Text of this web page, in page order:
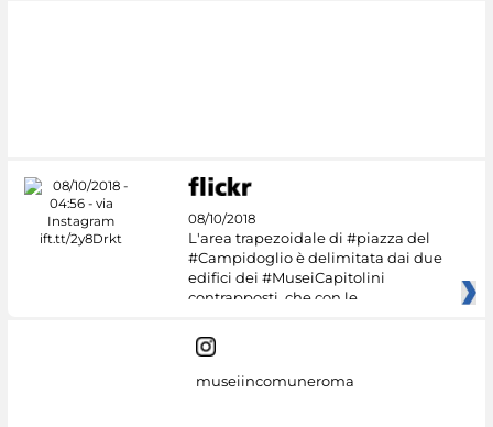
08/10/2018
L'area trapezoidale di #piazza del
#Campidoglio è delimitata dai due
edifici dei #MuseiCapitolini
contrapposti, che con le
museiincomuneroma